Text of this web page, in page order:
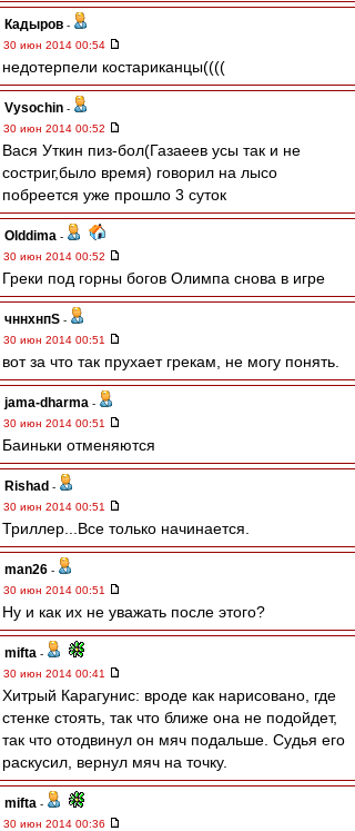
Кадыров -
30 июн 2014 00:54
недотерпели костариканцы((((
Vysochin -
30 июн 2014 00:52
Вася Уткин пиз-бол(Газаеев усы так и не
состриг,было время) говорил на лысо
побреется уже прошло 3 суток
Olddima -
30 июн 2014 00:52
Греки под горны богов Олимпа снова в игре
чннхнпS -
30 июн 2014 00:51
вот за что так прухает грекам, не могу понять.
jama-dharma -
30 июн 2014 00:51
Баиньки отменяются
Rishad -
30 июн 2014 00:51
Триллер...Все только начинается.
man26 -
30 июн 2014 00:51
Ну и как их не уважать после этого?
mifta -
30 июн 2014 00:41
Хитрый Карагунис: вроде как нарисовано, где
стенке стоять, так что ближе она не подойдет,
так что отодвинул он мяч подальше. Судья его
раскусил, вернул мяч на точку.
mifta -
30 июн 2014 00:36